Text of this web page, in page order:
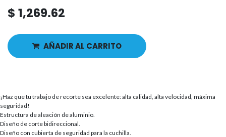
$ 1,269.62
AÑADIR AL CARRITO
¡Haz que tu trabajo de recorte sea excelente: alta calidad, alta velocidad, máxima
seguridad!
Estructura de aleación de aluminio.
Diseño de corte bidireccional.
Diseño con cubierta de seguridad para la cuchilla.